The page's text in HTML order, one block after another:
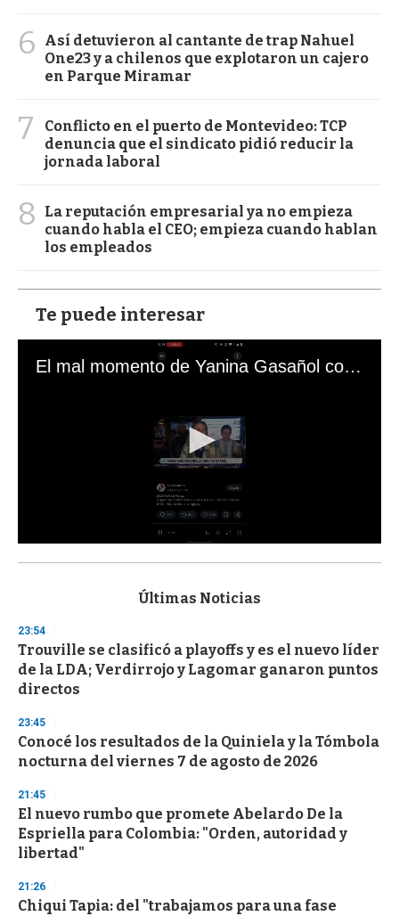
6
Así detuvieron al cantante de trap Nahuel
One23 y a chilenos que explotaron un cajero
en Parque Miramar
7
Conflicto en el puerto de Montevideo: TCP
denuncia que el sindicato pidió reducir la
jornada laboral
8
La reputación empresarial ya no empieza
cuando habla el CEO; empieza cuando hablan
los empleados
Te puede interesar
El mal momento de Yanina Gasañol con un hincha argentino en "Subrayado"
s
d
s
o
f
3
s
e
c
o
d
s
Últimas Noticias
23:54
Trouville se clasificó a playoffs y es el nuevo líder
de la LDA; Verdirrojo y Lagomar ganaron puntos
directos
23:45
Conocé los resultados de la Quiniela y la Tómbola
nocturna del viernes 7 de agosto de 2026
21:45
El nuevo rumbo que promete Abelardo De la
Espriella para Colombia: "Orden, autoridad y
libertad"
21:26
Chiqui Tapia: del "trabajamos para una fase